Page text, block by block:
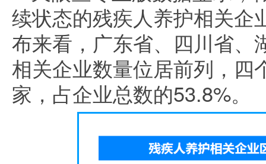
续状态的残疾人养护相关企
布来看，广东省、四川省、
相关企业数量位居前列，四
家，占企业总数的53.8%。